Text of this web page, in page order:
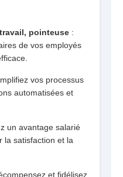
pointeuse :
de vos employés
vos processus
automatisées et
un avantage salarié
la satisfaction et la
et fidélisez